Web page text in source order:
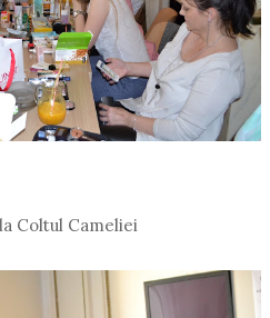
Coltul Cameliei